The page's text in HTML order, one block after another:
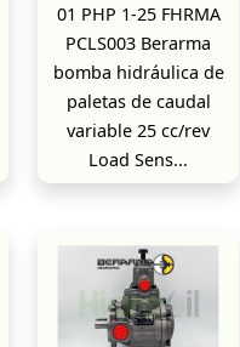
01 PHP 1-25 FHRMA
PCLS003 Berarma
bomba hidráulica de
paletas de caudal
variable 25 cc/rev
Load Sens...